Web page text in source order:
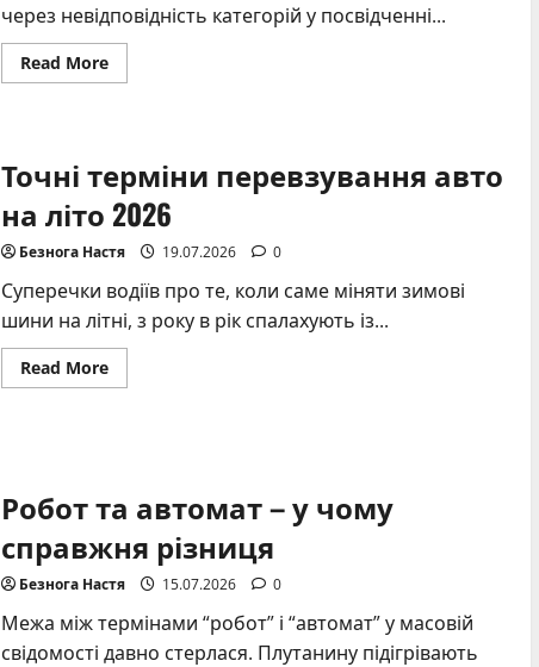
через невідповідність категорій у посвідченні...
Read MoreRead
more
причіп
у
2026
році
Точні терміни перевзування авто
на літо 2026
Безнога Настя 19.07.2026 0
Суперечки водіїв про те, коли саме міняти зимові
шини на літні, з року в рік спалахують із...
Read MoreRead
more
літо
2026
Робот та автомат – у чому
справжня різниця
Безнога Настя 15.07.2026 0
Межа між термінами “робот” і “автомат” у масовій
свідомості давно стерлася. Плутанину підігрівають